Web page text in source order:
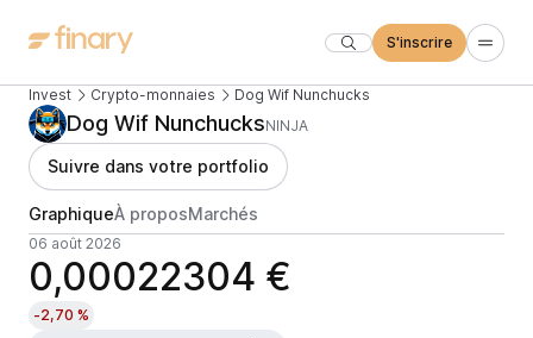
S'inscrire
Invest Crypto-monnaies Dog Wif Nunchucks
Dog Wif NunchucksNINJA
Suivre dans votre portfolio
GraphiqueÀ proposMarchés
06 août 2026
0,00022304 €
-2,70 %